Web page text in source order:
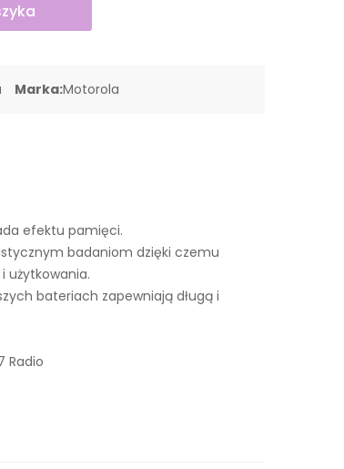
Marka:Motorola
efektu pamięci.
badaniom dzięki czemu
użytkowania.
bateriach zapewniają długą i
Radio